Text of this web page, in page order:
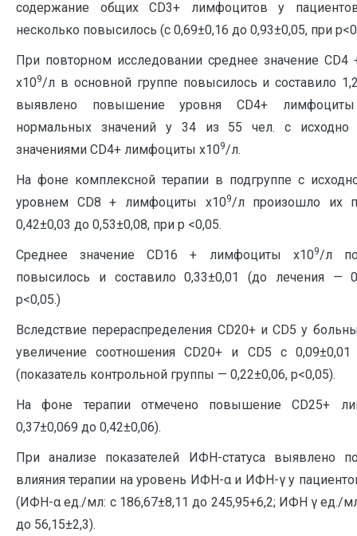
содержание общих СD3+ лимфоцитов у
несколько повысилось (с 0,69±0,16 до 0,93±0,05, при
При повторном исследовании среднее значение
х109/л в основной группе повысилось и составило
выявлено повышение уровня CD4+
нормальных значений у 34 из 55 чел. с исходно
значениями CD4+ лимфоциты х109/л.
На фоне комплексной терапии в подгруппе с
уровнем CD8 + лимфоциты х109/л произошло их
0,42±0,03 до 0,53±0,08, при р <0,05.
Среднее значение CD16 + лимфоциты х109/л
повысилось и составило 0,33±0,01 (до лечения —
р<0,05.)
Вследствие перераспределения CD20+ и CD5 у
увеличение соотношения CD20+ и CD5 с
(показатель контрольной группы — 0,22±0,06, р<0,05).
На фоне терапии отмечено повышение СD25+
0,37±0,069 до 0,42±0,06).
При анализе показателей ИФН-статуса выявлено
влияния терапии на уровень ИФН-α и ИФН-γ у
(ИФН-α ед./мл: с 186,67±8,11 до 245,95+6,2; ИФН γ ед./
до 56,15±2,3).